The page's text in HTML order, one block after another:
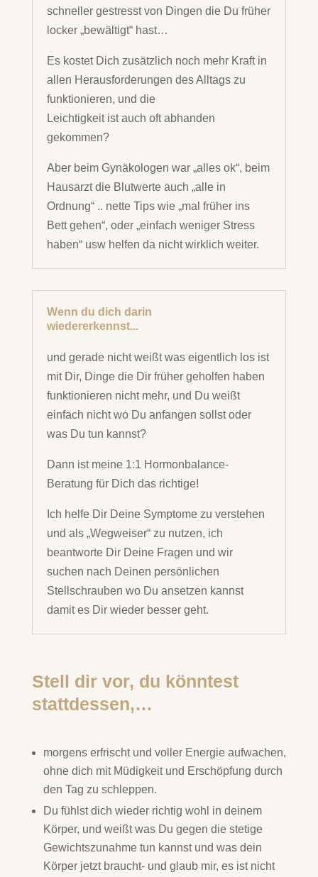
schneller gestresst von Dingen die Du früher
locker „bewältigt“ hast…
Es kostet Dich zusätzlich noch mehr Kraft in
allen Herausforderungen des Alltags zu
funktionieren, und die
Leichtigkeit ist auch oft abhanden
gekommen?
Aber beim Gynäkologen war „alles ok“, beim
Hausarzt die Blutwerte auch „alle in
Ordnung“ .. nette Tips wie „mal früher ins
Bett gehen“, oder „einfach weniger Stress
haben“ usw helfen da nicht wirklich weiter.
Wenn du dich darin
wiedererkennst...
und gerade nicht weißt was eigentlich los ist
mit Dir, Dinge die Dir früher geholfen haben
funktionieren nicht mehr, und Du weißt
einfach nicht wo Du anfangen sollst oder
was Du tun kannst?
Dann ist meine 1:1 Hormonbalance-
Beratung für Dich das richtige!
Ich helfe Dir Deine Symptome zu verstehen
und als „Wegweiser“ zu nutzen, ich
beantworte Dir Deine Fragen und wir
suchen nach Deinen persönlichen
Stellschrauben wo Du ansetzen kannst
damit es Dir wieder besser geht.
Stell dir vor, du könntest
stattdessen,…
morgens erfrischt und voller Energie aufwachen,
ohne dich mit Müdigkeit und Erschöpfung durch
den Tag zu schleppen.
Du fühlst dich wieder richtig wohl in deinem
Körper, und weißt was Du gegen die stetige
Gewichtszunahme tun kannst und was dein
Körper jetzt braucht- und glaub mir, es ist nicht